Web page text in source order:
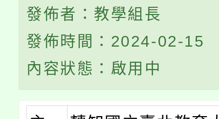
發佈者：教學組長
發佈時間：2024-02-15
內容狀態：啟用中